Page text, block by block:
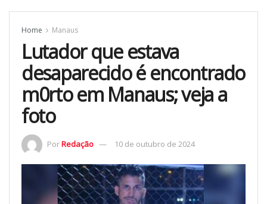
Home Manaus
Lutador que estava
desaparecido é encontrado
m0rto em Manaus; veja a
foto
PorRedação 10 de outubro de 2024